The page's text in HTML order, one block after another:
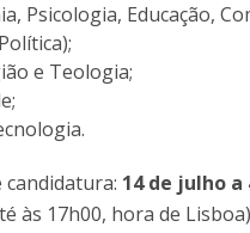
Psicologia, Educação,
e Teologia;
candidatura: 14 de julho
às 17h00, hora de Lisboa)